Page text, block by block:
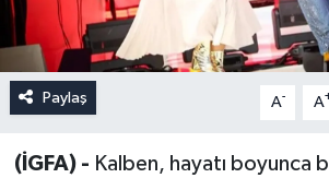
Paylaş A- A
(İGFA) - Kalben, hayatı boyunca